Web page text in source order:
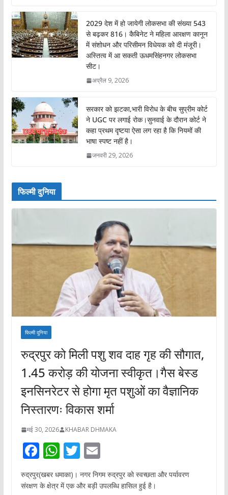
2029 देश में हो जायेगी लोकसभा की संख्या 543
से बढ़कर 816। कैबिनेट ने महिला आरक्षण कानून
में संशोधन और परिसीमन विधेयक को दी मंजूरी।
अस्तित्व में आ सकती ऊधमसिंहनगर लोकसभा
सीट।
अप्रैल 9, 2026
सरकार को झटका,भारी विरोध के बीच सुप्रीम कोर्ट
ने UGC पर लगाई रोक।सुनवाई के दौरान कोर्ट ने
कहा प्रथम दृष्टया ऐसा लग रहा है कि नियमों की
भाषा स्पष्ट नहीं है।
जनवरी 29, 2026
फिल्मी दुनिया
फिल्मी दुनिया
रुद्रपुर को मिली पशु शव दाह गृह की सौगात,
1.45 करोड़ की योजना स्वीकृत।गैस बेस्ड
इनसिनरेटर से होगा मृत पशुओं का वैज्ञानिक
निस्तारणः विकास शर्मा
मई 30, 2026 KHABAR DHMAKA
F
ac
e
W
h
at
T
w
itt
E
m
ai
रुद्रपुर(खबर धमाका)। नगर निगम रुद्रपुर को स्वच्छता और पर्यावरण
संरक्षण के क्षेत्र में एक और बड़ी उपलब्धि हासिल हुई है।